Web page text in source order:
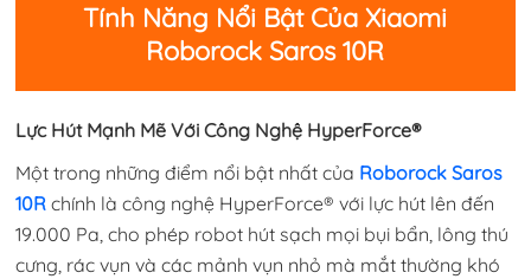
Tính Năng Nổi Bật Của Xiaomi
Roborock Saros 10R
Lực Hút Mạnh Mẽ Với Công Nghệ HyperForce®
Một trong những điểm nổi bật nhất của Roborock Saros
10R chính là công nghệ HyperForce® với lực hút lên đến
19.000 Pa, cho phép robot hút sạch mọi bụi bẩn, lông thú
cưng, rác vụn và các mảnh vụn nhỏ mà mắt thường khó